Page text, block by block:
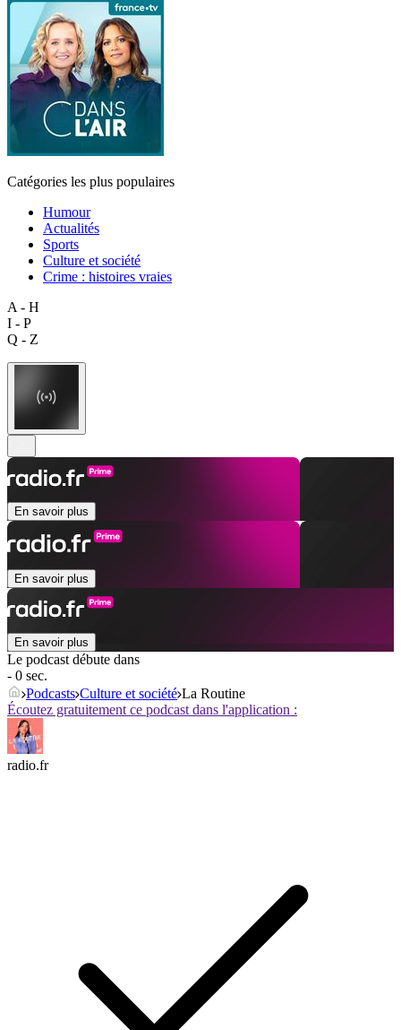
Catégories les plus populaires
Humour
Actualités
Sports
Culture et société
Crime : histoires vraies
A - H
I - P
Q - Z
En savoir plus
En savoir plus
En savoir plus
Le podcast débute dans
- 0 sec.
Podcasts Culture et société La Routine
Écoutez gratuitement ce podcast dans l'application :
radio.fr